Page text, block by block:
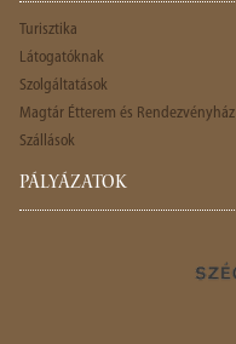
Turisztika
Látogatóknak
Szolgáltatások
Magtár Étterem és Rendezvényház
Szállások
PÁLYÁZATOK